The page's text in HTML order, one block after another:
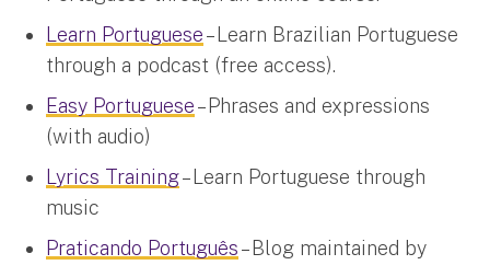
Learn Portuguese– Learn Brazilian Portuguese
through a podcast (free access).
Easy Portuguese– Phrases and expressions
(with audio)
Lyrics Training– Learn Portuguese through
music
Praticando Português– Blog maintained by